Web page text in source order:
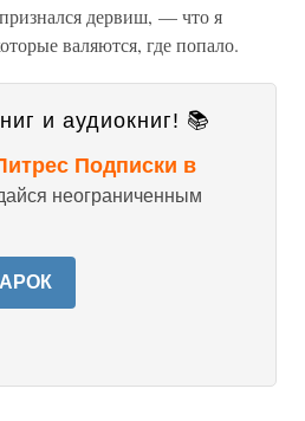
дервиш, — что я
валяются, где попало.
и аудиокниг! 📚
Подписки в
неограниченным